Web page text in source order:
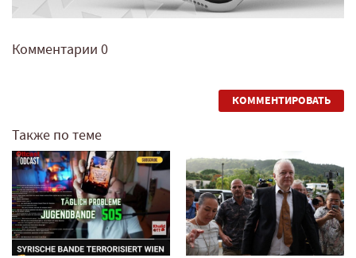
Комментарии 0
КОММЕНТИРОВАТЬ
Также по теме